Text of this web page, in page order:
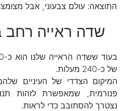
התוצאה: עולם צבעוני, אבל
שדה ראייה רחב
של כ-240 מעלות.
המיקום הצדדי של העיניים
פנורמית, שמאפשרת לזהות
נצטרך להסתובב כדי לראות.